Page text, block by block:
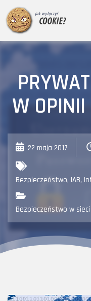
W OPINII
22 maja 2017
Bezpieczeństwo, IAB,
Bezpieczeństwo w sieci